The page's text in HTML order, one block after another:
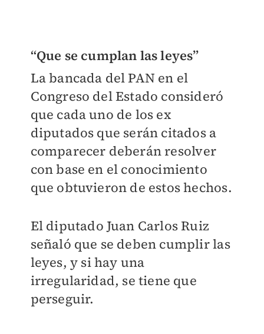
“Que se cumplan las leyes”
La bancada del PAN en el
Congreso del Estado consideró
que cada uno de los ex
diputados que serán citados a
comparecer deberán resolver
con base en el conocimiento
que obtuvieron de estos hechos.
El diputado Juan Carlos Ruiz
señaló que se deben cumplir las
leyes, y si hay una
irregularidad, se tiene que
perseguir.